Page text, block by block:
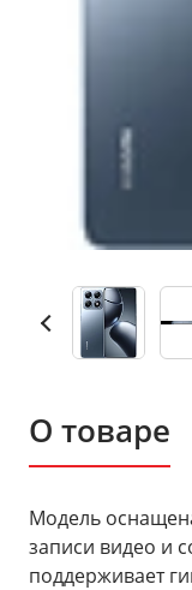
О товаре
Модель
записи видео и
поддерживает